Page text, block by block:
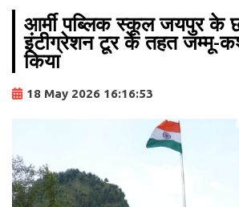
आर्मी पब्लिक स्कूल जयपुर के
इंटीग्रेशन टूर के तहत जम्मू-
किया
18 May 2026 16:16:53